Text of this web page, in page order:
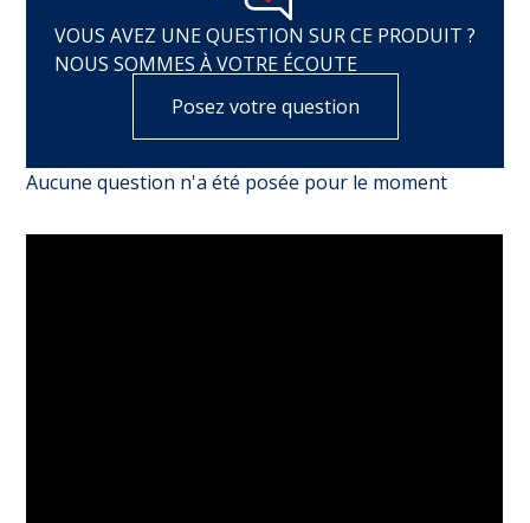
VOUS AVEZ UNE QUESTION SUR CE PRODUIT ?
NOUS SOMMES À VOTRE ÉCOUTE
Posez votre question
Aucune question n'a été posée pour le moment